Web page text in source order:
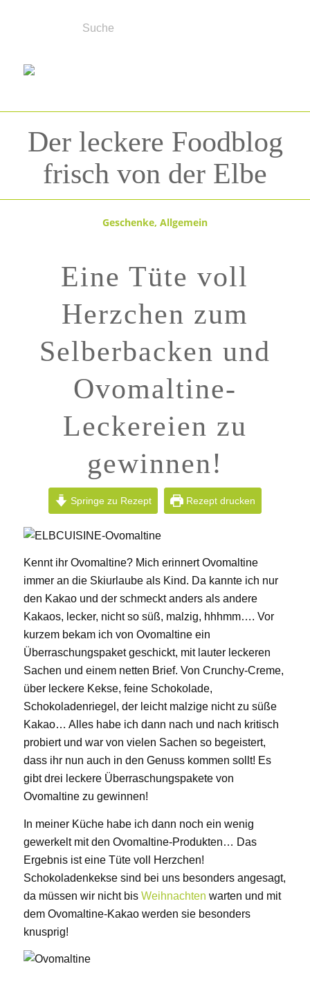
Der leckere Foodblog
frisch von der Elbe
Geschenke, Allgemein
Eine Tüte voll
Herzchen zum
Selberbacken und
Ovomaltine-
Leckereien zu
gewinnen!
Springe zu Rezept Rezept drucken
Kennt ihr Ovomaltine? Mich erinnert Ovomaltine
immer an die Skiurlaube als Kind. Da kannte ich nur
den Kakao und der schmeckt anders als andere
Kakaos, lecker, nicht so süß, malzig, hhhmm…. Vor
kurzem bekam ich von Ovomaltine ein
Überraschungspaket geschickt, mit lauter leckeren
Sachen und einem netten Brief. Von Crunchy-Creme,
über leckere Kekse, feine Schokolade,
Schokoladenriegel, der leicht malzige nicht zu süße
Kakao… Alles habe ich dann nach und nach kritisch
probiert und war von vielen Sachen so begeistert,
dass ihr nun auch in den Genuss kommen sollt! Es
gibt drei leckere Überraschungspakete von
Ovomaltine zu gewinnen!
In meiner Küche habe ich dann noch ein wenig
gewerkelt mit den Ovomaltine-Produkten… Das
Ergebnis ist eine Tüte voll Herzchen!
Schokoladenkekse sind bei uns besonders angesagt,
da müssen wir nicht bis Weihnachten warten und mit
dem Ovomaltine-Kakao werden sie besonders
knusprig!